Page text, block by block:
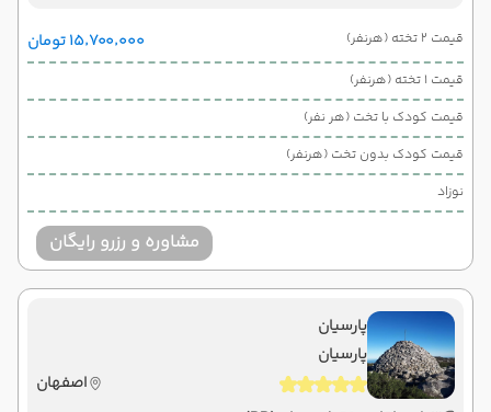
قیمت 2 تخته (هرنفر) ۱۵٬۷۰۰٬۰۰۰ تومان
قیمت 1 تخته (هرنفر)
قیمت کودک با تخت (هر نفر)
قیمت کودک بدون تخت (هرنفر)
نوزاد
مشاوره و رزرو رایگان
پارسیان
پارسیان
اصفهان